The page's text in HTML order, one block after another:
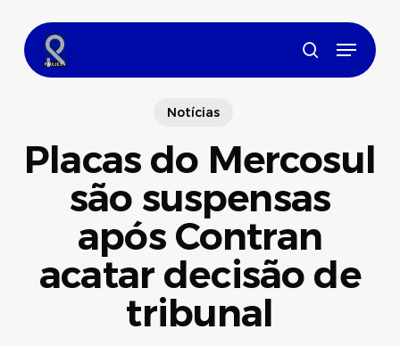
main
content
search
Menu
Notícias
Placas do Mercosul
são suspensas
após Contran
acatar decisão de
tribunal